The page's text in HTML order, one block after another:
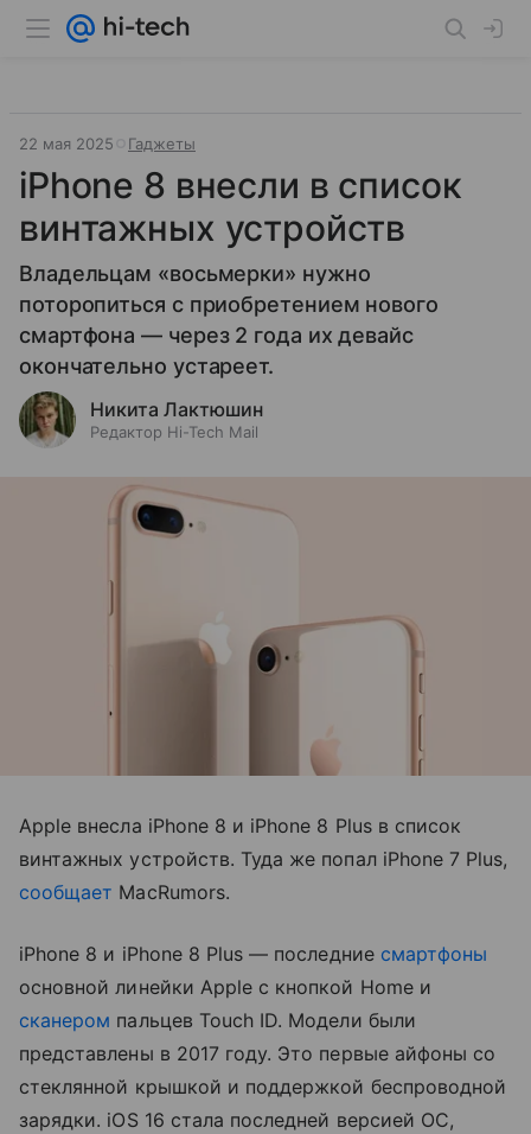
22 мая 2025 Гаджеты
iPhone 8 внесли в список
винтажных устройств
Владельцам «восьмерки» нужно
поторопиться с приобретением нового
смартфона — через 2 года их девайс
окончательно устареет.
Никита Лактюшин
Редактор Hi-Tech Mail
Apple внесла iPhone 8 и iPhone 8 Plus в список
винтажных устройств. Туда же попал iPhone 7 Plus,
сообщает MacRumors.
iPhone 8 и iPhone 8 Plus — последние смартфоны
основной линейки Apple с кнопкой Home и
сканером пальцев Touch ID. Модели были
представлены в 2017 году. Это первые айфоны со
стеклянной крышкой и поддержкой беспроводной
зарядки. iOS 16 стала последней версией ОС,